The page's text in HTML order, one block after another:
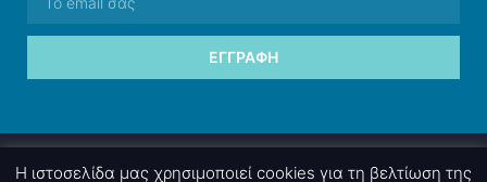
ΕΓΓΡΑΦΉ
Η ιστοσελίδα μας χρησιμοποιεί cookies για τη βελτίωση της